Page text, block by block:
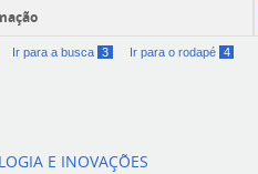
Ir para a busca 3 Ir para o rodapé 4
E INOVAÇÕES